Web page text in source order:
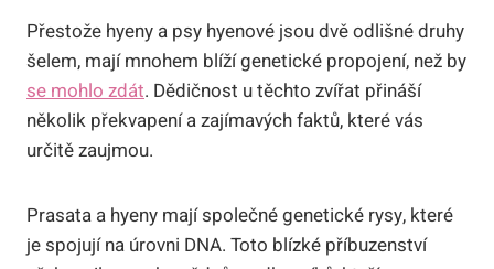
Přestože hyeny a psy hyenové jsou dvě odlišné druhy
šelem, mají mnohem blíží genetické propojení, než by
se mohlo zdát. Dědičnost u těchto zvířat přináší
několik překvapení a zajímavých faktů, které vás
určitě zaujmou.
Prasata a hyeny mají společné genetické rysy, které
je spojují na úrovni DNA. Toto blízké příbuzenství